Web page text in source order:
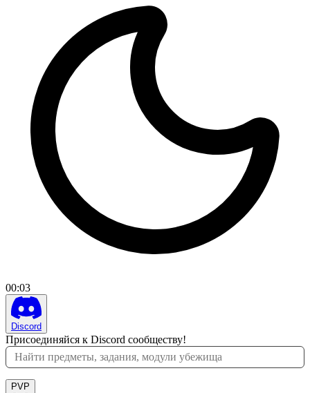
00:03
Discord
Присоединяйся к Discord сообществу!
PVP